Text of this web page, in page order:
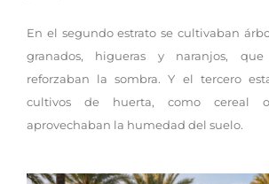
En el segundo estrato se cultivaban
granados, higueras y naranjos,
reforzaban la sombra. Y el tercero
cultivos de huerta, como cereal
aprovechaban la humedad del suelo.